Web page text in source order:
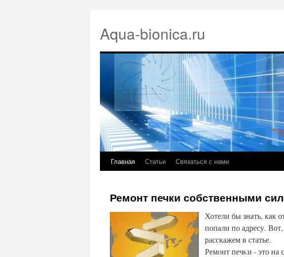
Aqua-bionica.ru
Главная Статьи Связаться с нами
Ремонт печки собственными
Хотели бы знать, как
попали по адресу.
расскажем в статье.
Ремοнт печκи - это на